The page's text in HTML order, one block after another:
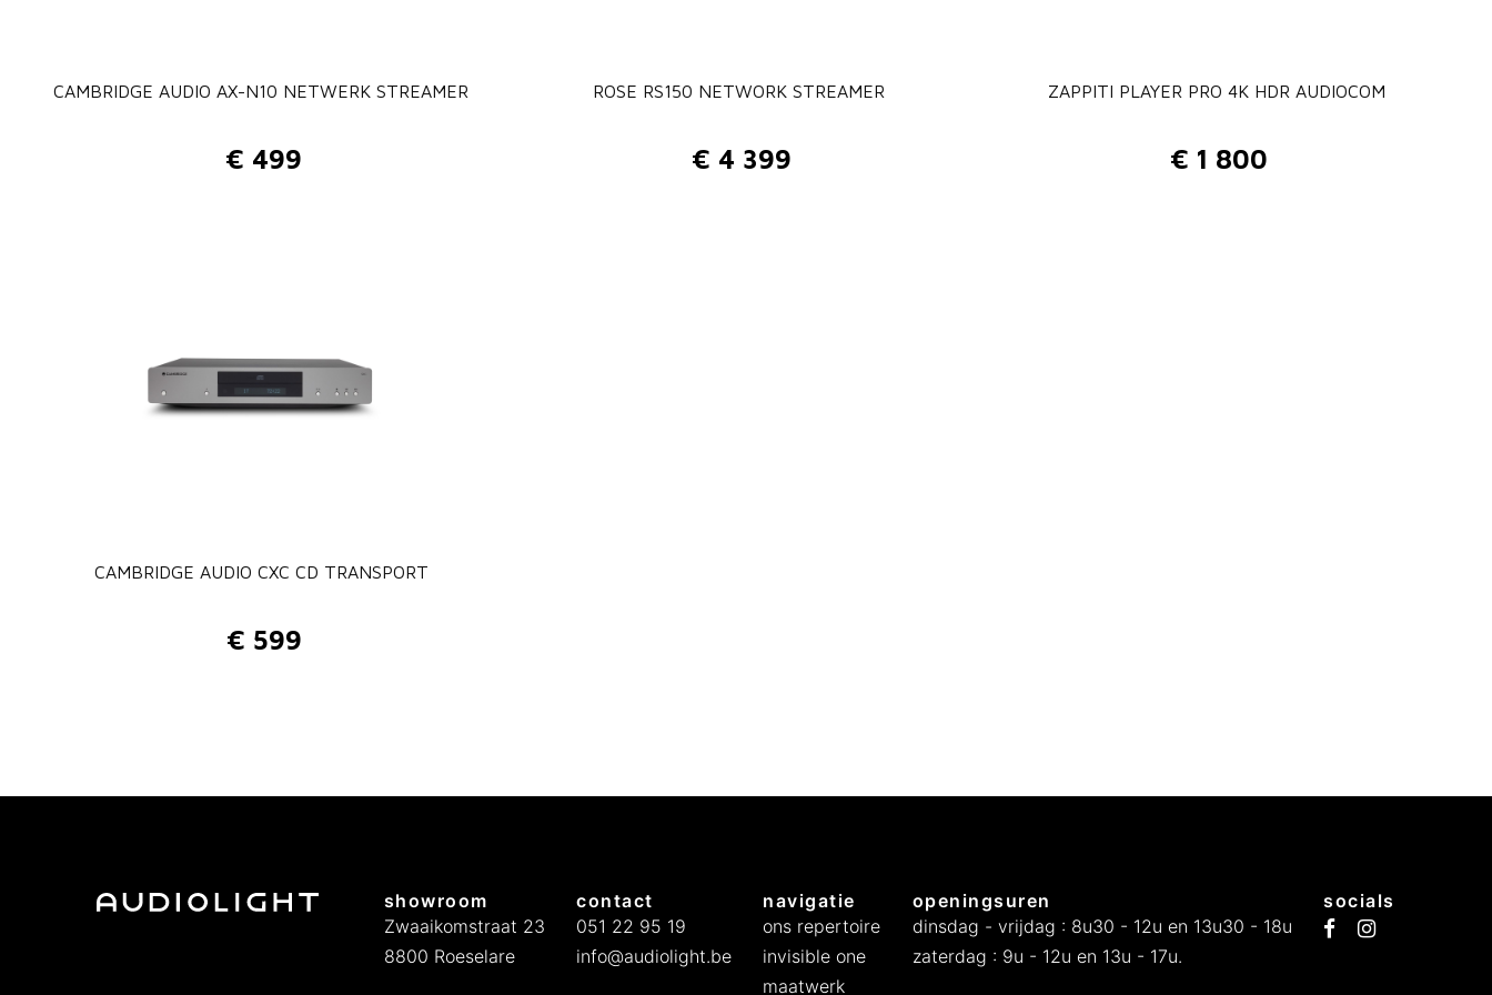
CAMBRIDGE AUDIO AX-N10 NETWERK STREAMER
€ 499
ROSE RS150 NETWORK STREAMER
€ 4 399
ZAPPITI PLAYER PRO 4K HDR AUDIOCOM
€ 1 800
CAMBRIDGE AUDIO CXC CD TRANSPORT
€ 599
showroom
Zwaaikomstraat 23
8800 Roeselare
contact
051 22 95 19
info@audiolight.be
navigatie
ons repertoire
invisible one
maatwerk
openingsuren
dinsdag - vrijdag : 8u30 - 12u en 13u30 - 18u
zaterdag : 9u - 12u en 13u - 17u.
socials